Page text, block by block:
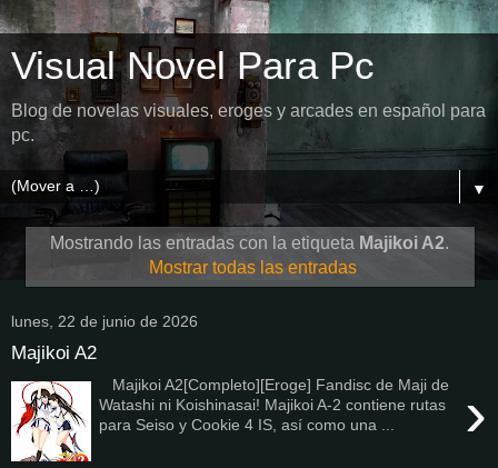
Visual Novel Para Pc
Blog de novelas visuales, eroges y arcades en español para
pc.
▼
Mostrando las entradas con la etiqueta Majikoi A2.
Mostrar todas las entradas
lunes, 22 de junio de 2026
Majikoi A2
›
Majikoi A2[Completo][Eroge] Fandisc de Maji de
Watashi ni Koishinasai! Majikoi A-2 contiene rutas
para Seiso y Cookie 4 IS, así como una ...